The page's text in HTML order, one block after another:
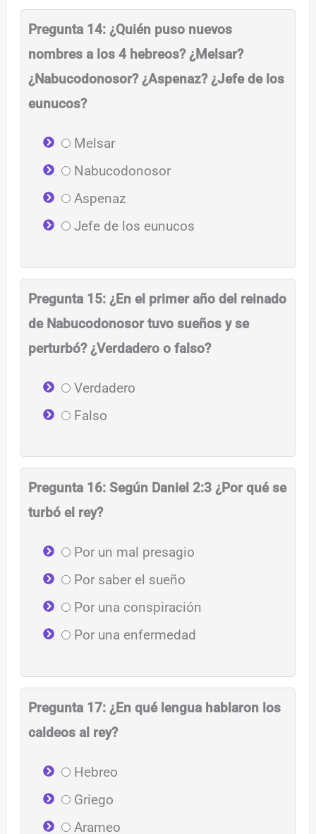
Pregunta 14: ¿Quién puso nuevos
nombres a los 4 hebreos? ¿Melsar?
¿Nabucodonosor? ¿Aspenaz? ¿Jefe de los
eunucos?
Melsar
Nabucodonosor
Aspenaz
Jefe de los eunucos
Pregunta 15: ¿En el primer año del reinado
de Nabucodonosor tuvo sueños y se
perturbó? ¿Verdadero o falso?
Verdadero
Falso
Pregunta 16: Según Daniel 2:3 ¿Por qué se
turbó el rey?
Por un mal presagio
Por saber el sueño
Por una conspiración
Por una enfermedad
Pregunta 17: ¿En qué lengua hablaron los
caldeos al rey?
Hebreo
Griego
Arameo